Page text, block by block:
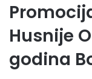
Husnije
godina